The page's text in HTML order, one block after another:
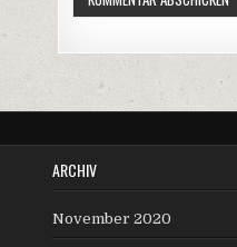
ARCHIV
November 2020